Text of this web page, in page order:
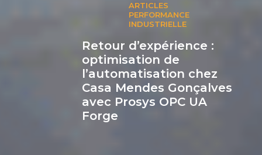
ARTICLES
PERFORMANCE
INDUSTRIELLE
Retour d’expérience :
optimisation de
l’automatisation chez
Casa Mendes Gonçalves
avec Prosys OPC UA
Forge